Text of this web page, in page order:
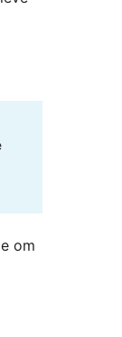
om